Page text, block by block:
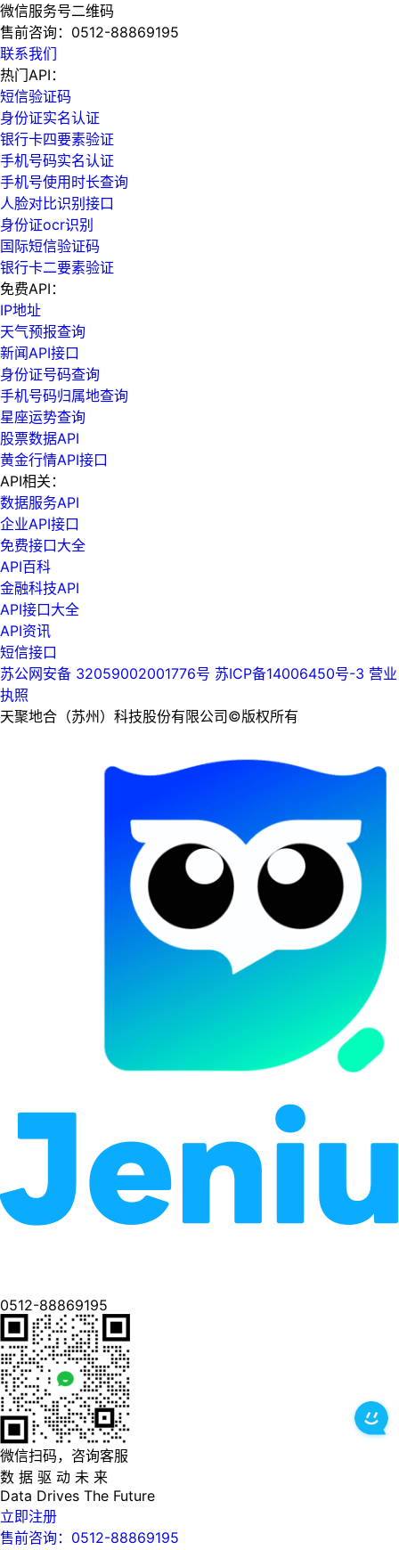
微信服务号二维码
售前咨询： 0512-88869195
联系我们
热门API：
短信验证码
身份证实名认证
银行卡四要素验证
手机号码实名认证
手机号使用时长查询
人脸对比识别接口
身份证ocr识别
国际短信验证码
银行卡二要素验证
免费API：
IP地址
天气预报查询
新闻API接口
身份证号码查询
手机号码归属地查询
星座运势查询
股票数据API
黄金行情API接口
API相关：
数据服务API
企业API接口
免费接口大全
API百科
金融科技API
API接口大全
API资讯
短信接口
苏公网安备 32059002001776号 苏ICP备14006450号-3 营业
执照
天聚地合（苏州）科技股份有限公司©版权所有
0512-88869195
微信扫码，咨询客服
数 据 驱 动 未 来
Data Drives The Future
立即注册
售前咨询：0512-88869195